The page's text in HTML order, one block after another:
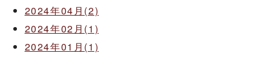
2024年04月(2)
2024年02月(1)
2024年01月(1)